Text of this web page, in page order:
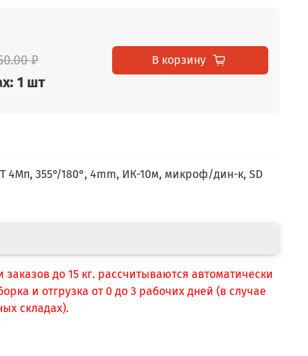
₽
1 шт
В корзину
4Мп, 355°/180°, 4mm, ИК-10м, микроф/дин-к, SD
заказов до 15 кг. рассчитываются автоматически
и отгрузка от 0 до 3 рабочих дней (в случае
складах).